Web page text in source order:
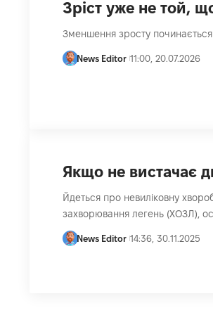
Зріст уже не той,
Зменшення зросту
News Editor 11:00, 20.07.2026
Якщо не вистачає
Йдеться про невиліковну
захворювання легень (ХОЗЛ),
News Editor 14:36, 30.11.2025